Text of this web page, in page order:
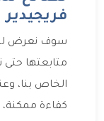
فريجيدير
سوف نعرض
متابعتها حتى
الخاص بنا،
كفاءة